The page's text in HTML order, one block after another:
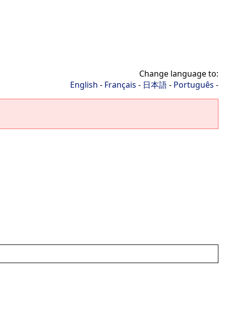
Change language to:
English - Français - 日本語- Português -